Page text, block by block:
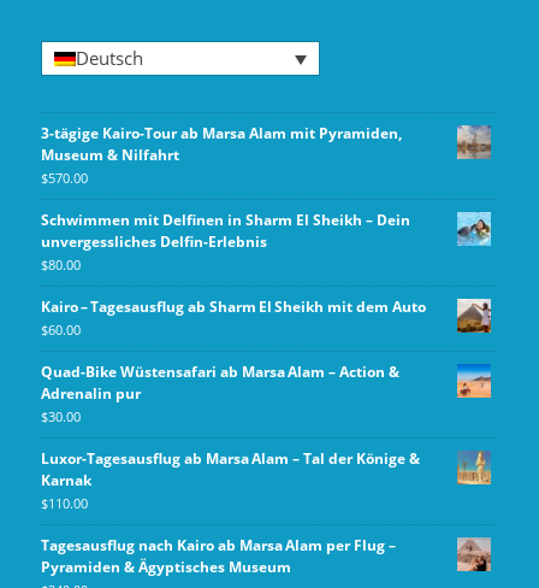
Deutsch
3-tägige Kairo-Tour ab Marsa Alam mit Pyramiden,
Museum & Nilfahrt
$570.00
Schwimmen mit Delfinen in Sharm El Sheikh – Dein
unvergessliches Delfin-Erlebnis
$80.00
Kairo – Tagesausflug ab Sharm El Sheikh mit dem Auto
$60.00
Quad-Bike Wüstensafari ab Marsa Alam – Action &
Adrenalin pur
$30.00
Luxor-Tagesausflug ab Marsa Alam – Tal der Könige &
Karnak
$110.00
Tagesausflug nach Kairo ab Marsa Alam per Flug –
Pyramiden & Ägyptisches Museum